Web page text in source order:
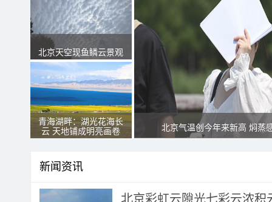
北京天空现鱼鳞云景观
青海湖畔：湖光花海长
云 天地铺成明亮画卷
北京气温创今年来新高 焖蒸
新闻资讯
北京彩虹云隙光七彩云浓积